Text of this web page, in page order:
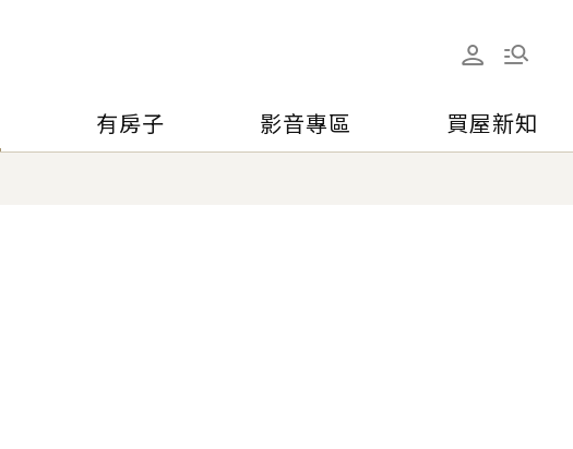
有房子 影音專區 買屋新知